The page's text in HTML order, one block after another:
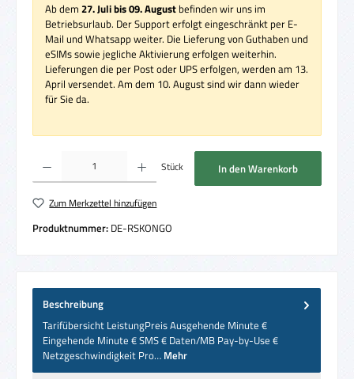
Ab dem 27. Juli bis 09. August befinden wir uns im
Betriebsurlaub. Der Support erfolgt eingeschränkt per E-
Mail und Whatsapp weiter. Die Lieferung von Guthaben und
eSIMs sowie jegliche Aktivierung erfolgen weiterhin.
Lieferungen die per Post oder UPS erfolgen, werden am 13.
April versendet. Am dem 10. August sind wir dann wieder
für Sie da.
Produkt Anzahl: Gib den gewünschten Wert ein oder benutze die Schaltflächen um
Stück In den Warenkorb
Zum Merkzettel hinzufügen
Produktnummer: DE-RSKONGO
Beschreibung
Tarifübersicht LeistungPreis Ausgehende Minute €
Eingehende Minute € SMS € Daten/MB Pay-by-Use €
Netzgeschwindigkeit Pro… Mehr